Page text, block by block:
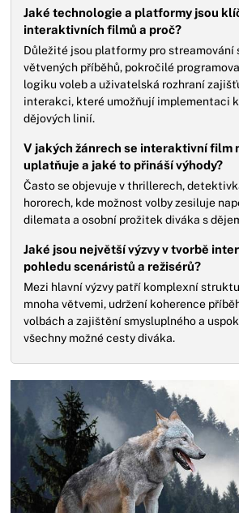
Jaké technologie a platformy jsou
interaktivních filmů a proč?
Důležité jsou platformy pro streamování
větvených příběhů, pokročilé
logiku voleb a uživatelská rozhraní
interakci, které umožňují implementaci
dějových linií.
V jakých žánrech se interaktivní film
uplatňuje a jaké to přináší výhody?
Často se objevuje v thrillerech,
hororech, kde možnost volby zesiluje
dilemata a osobní prožitek diváka s
Jaké jsou největší výzvy v tvorbě
pohledu scenáristů a režisérů?
Mezi hlavní výzvy patří komplexní
mnoha větvemi, udržení koherence
volbách a zajištění smysluplného a
všechny možné cesty diváka.